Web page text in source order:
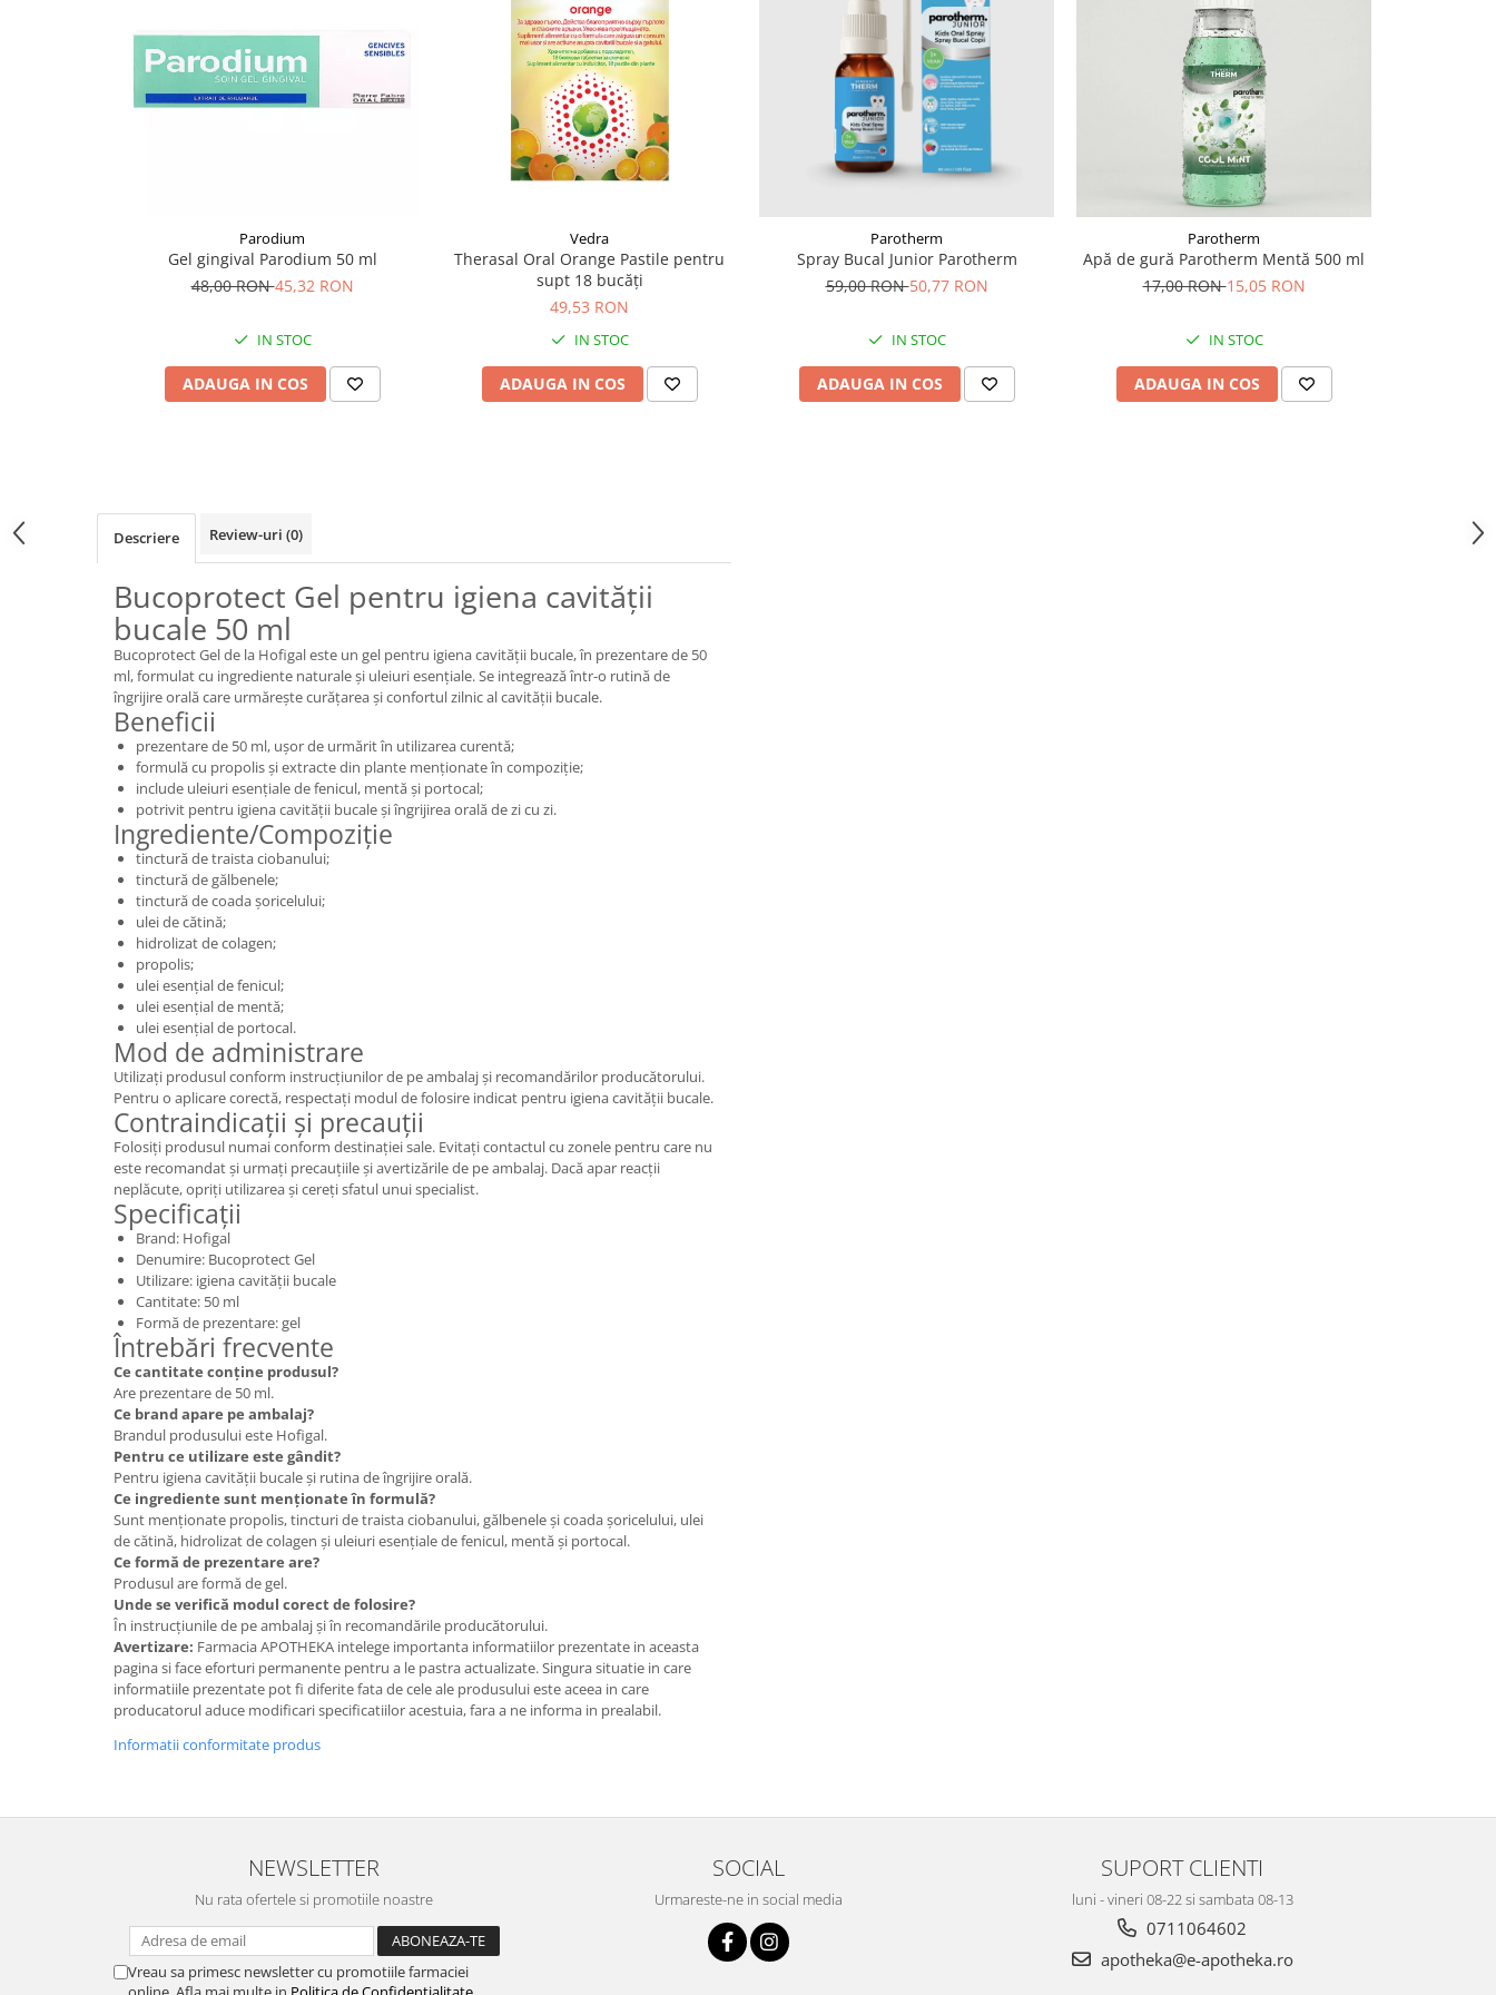
Supliment Vitamina E
Parodium
Gel gingival Parodium 50 ml
48,00 RON45,32 RON
IN STOC
ADAUGA IN COS
Vedra
Therasal Oral Orange Pastile pentru
supt 18 bucăți
49,53 RON
IN STOC
ADAUGA IN COS
Parotherm
Spray Bucal Junior Parotherm
59,00 RON50,77 RON
IN STOC
ADAUGA IN COS
Parotherm
Apă de gură Parotherm Mentă 500 ml
17,00 RON15,05 RON
IN STOC
ADAUGA IN COS
Descriere Review-uri (0)
Bucoprotect Gel pentru igiena cavității
bucale 50 ml
Bucoprotect Gel de la Hofigal este un gel pentru igiena cavității bucale, în prezentare de 50
ml, formulat cu ingrediente naturale și uleiuri esențiale. Se integrează într-o rutină de
îngrijire orală care urmărește curățarea și confortul zilnic al cavității bucale.
Beneficii
prezentare de 50 ml, ușor de urmărit în utilizarea curentă;
formulă cu propolis și extracte din plante menționate în compoziție;
include uleiuri esențiale de fenicul, mentă și portocal;
potrivit pentru igiena cavității bucale și îngrijirea orală de zi cu zi.
Ingrediente/Compoziție
tinctură de traista ciobanului;
tinctură de gălbenele;
tinctură de coada șoricelului;
ulei de cătină;
hidrolizat de colagen;
propolis;
ulei esențial de fenicul;
ulei esențial de mentă;
ulei esențial de portocal.
Mod de administrare
Utilizați produsul conform instrucțiunilor de pe ambalaj și recomandărilor producătorului.
Pentru o aplicare corectă, respectați modul de folosire indicat pentru igiena cavității bucale.
Contraindicații și precauții
Folosiți produsul numai conform destinației sale. Evitați contactul cu zonele pentru care nu
este recomandat și urmați precauțiile și avertizările de pe ambalaj. Dacă apar reacții
neplăcute, opriți utilizarea și cereți sfatul unui specialist.
Specificații
Brand: Hofigal
Denumire: Bucoprotect Gel
Utilizare: igiena cavității bucale
Cantitate: 50 ml
Formă de prezentare: gel
Întrebări frecvente
Ce cantitate conține produsul?
Are prezentare de 50 ml.
Ce brand apare pe ambalaj?
Brandul produsului este Hofigal.
Pentru ce utilizare este gândit?
Pentru igiena cavității bucale și rutina de îngrijire orală.
Ce ingrediente sunt menționate în formulă?
Sunt menționate propolis, tincturi de traista ciobanului, gălbenele și coada șoricelului, ulei
de cătină, hidrolizat de colagen și uleiuri esențiale de fenicul, mentă și portocal.
Ce formă de prezentare are?
Produsul are formă de gel.
Unde se verifică modul corect de folosire?
În instrucțiunile de pe ambalaj și în recomandările producătorului.
Avertizare: Farmacia APOTHEKA intelege importanta informatiilor prezentate in aceasta
pagina si face eforturi permanente pentru a le pastra actualizate. Singura situatie in care
informatiile prezentate pot fi diferite fata de cele ale produsului este aceea in care
producatorul aduce modificari specificatiilor acestuia, fara a ne informa in prealabil.
Informatii conformitate produs
NEWSLETTER
Nu rata ofertele si promotiile noastre
Vreau sa primesc newsletter cu promotiile farmaciei
SOCIAL
Urmareste-ne in social media
SUPORT CLIENTI
luni - vineri 08-22 si sambata 08-13
0711064602
apotheka@e-apotheka.ro